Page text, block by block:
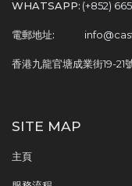
WHATSAPP: (+852)
電郵地址:
香港九龍官塘成業街19-21
SITE MAP
主頁